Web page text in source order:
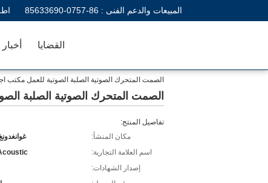
المبيعات والدعم الفنى : 86-0757-85633690
أخبار القضايا
الصمت المتحرك الصوتية الصلبة الصوتية للعمل مكتب
الصمت المتحرك الصوتية الصلبة
تفاصيل المنتج:
مكان المنشأ:
اسم العلامة التجارية:
إصدار الشهادات: